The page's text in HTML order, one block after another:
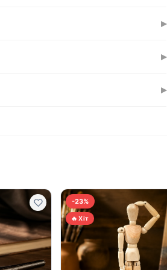
▸
▸
▸
-23%
🔥 Хіт